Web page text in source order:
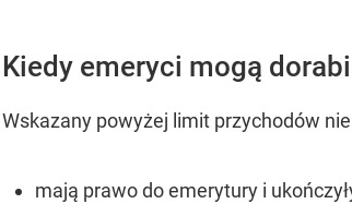
Kiedy emeryci mogą
Wskazany powyżej limit przychodów
mają prawo do emerytury i